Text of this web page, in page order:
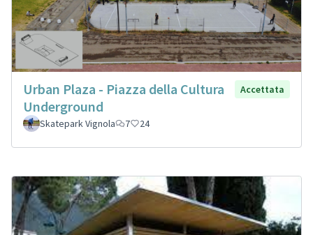
Urban Plaza - Piazza della Cultura
Underground
Accettata
Skatepark Vignola 7 24